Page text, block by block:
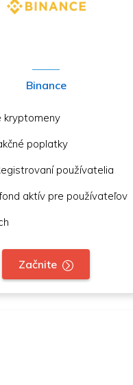
Binance
kryptomeny
poplatky
používatelia
aktív pre používateľov
Začnite